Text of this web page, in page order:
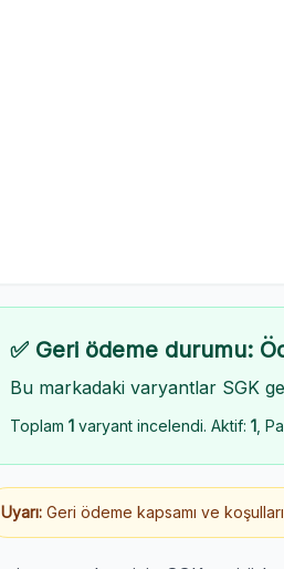
✅ Geri ödeme durumu:
Bu markadaki varyantlar SGK
Toplam 1 varyant incelendi. Aktif: 1 ,
Uyarı: Geri ödeme kapsamı ve